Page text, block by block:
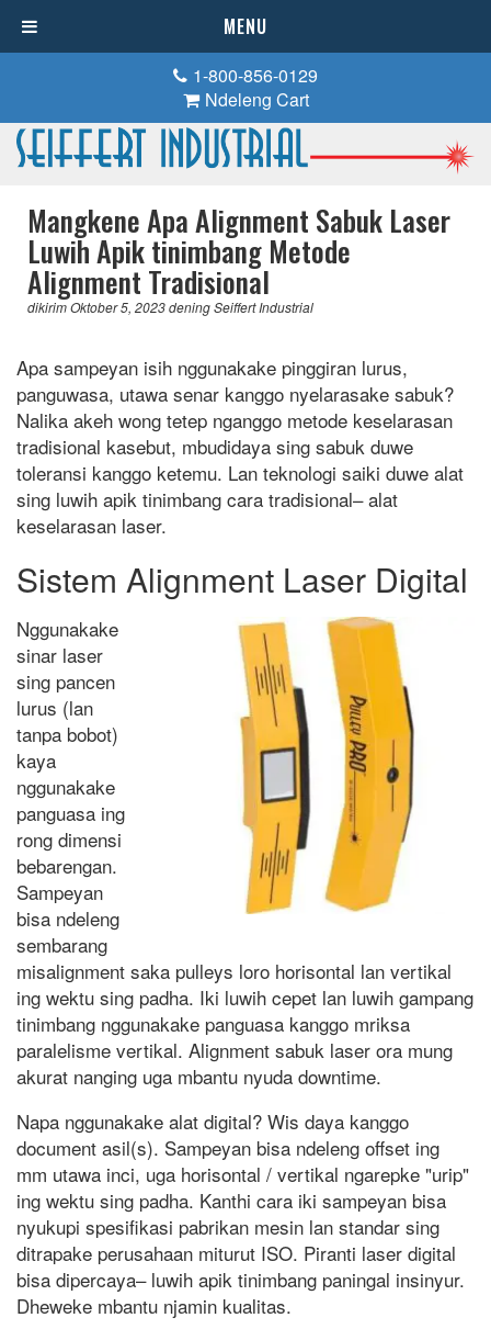
1-800-856-0129
Ndeleng Cart
Mangkene Apa Alignment Sabuk Laser
Luwih Apik tinimbang Metode
Alignment Tradisional
dikirimOktober 5, 2023deningSeiffert Industrial
Apa sampeyan isih nggunakake pinggiran lurus,
panguwasa, utawa senar kanggo nyelarasake sabuk?
Nalika akeh wong tetep nganggo metode keselarasan
tradisional kasebut, mbudidaya sing sabuk duwe
toleransi kanggo ketemu. Lan teknologi saiki duwe alat
sing luwih apik tinimbang cara tradisional– alat
keselarasan laser.
Sistem Alignment Laser Digital
Nggunakake
sinar laser
sing pancen
lurus (lan
tanpa bobot)
kaya
nggunakake
panguasa ing
rong dimensi
bebarengan.
Sampeyan
bisa ndeleng
sembarang
misalignment saka pulleys loro horisontal lan vertikal
ing wektu sing padha. Iki luwih cepet lan luwih gampang
tinimbang nggunakake panguasa kanggo mriksa
paralelisme vertikal. Alignment sabuk laser ora mung
akurat nanging uga mbantu nyuda downtime.
Napa nggunakake alat digital? Wis daya kanggo
document asil(s). Sampeyan bisa ndeleng offset ing
mm utawa inci, uga horisontal / vertikal ngarepke "urip"
ing wektu sing padha. Kanthi cara iki sampeyan bisa
nyukupi spesifikasi pabrikan mesin lan standar sing
ditrapake perusahaan miturut ISO. Piranti laser digital
bisa dipercaya– luwih apik tinimbang paningal insinyur.
Dheweke mbantu njamin kualitas.
MENU